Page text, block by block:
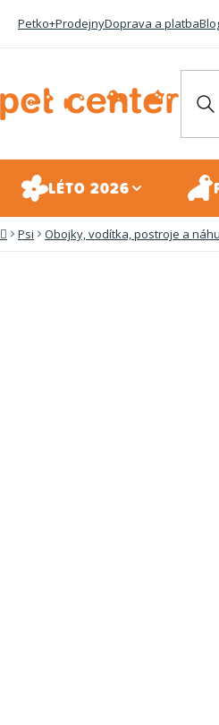
Petko+ProdejnyDoprava a platba
LÉTO 2026
Domů
Psi Obojky, vodítka, postroje a